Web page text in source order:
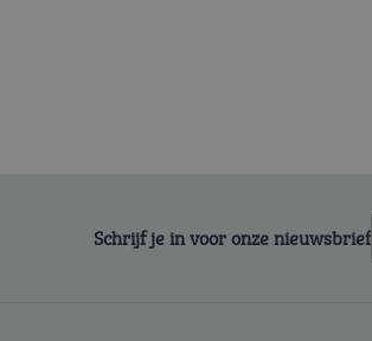
Schrijf je in voor onze nieuwsbrief